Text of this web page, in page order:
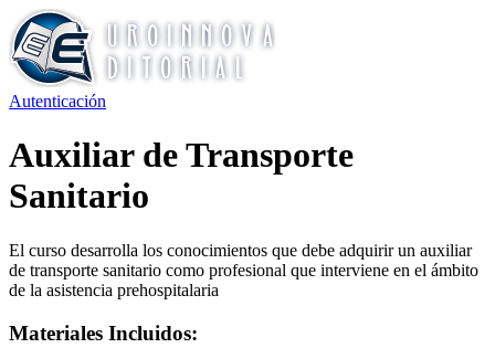
Autenticación
Auxiliar de Transporte
Sanitario
El curso desarrolla los conocimientos que debe adquirir un auxiliar
de transporte sanitario como profesional que interviene en el ámbito
de la asistencia prehospitalaria
Materiales Incluidos: